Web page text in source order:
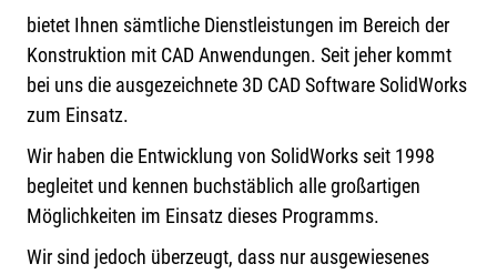
bietet Ihnen sämtliche Dienstleistungen im Bereich der
Konstruktion mit CAD Anwendungen. Seit jeher kommt
bei uns die ausgezeichnete 3D CAD Software SolidWorks
zum Einsatz.
Wir haben die Entwicklung von SolidWorks seit 1998
begleitet und kennen buchstäblich alle großartigen
Möglichkeiten im Einsatz dieses Programms.
Wir sind jedoch überzeugt, dass nur ausgewiesenes